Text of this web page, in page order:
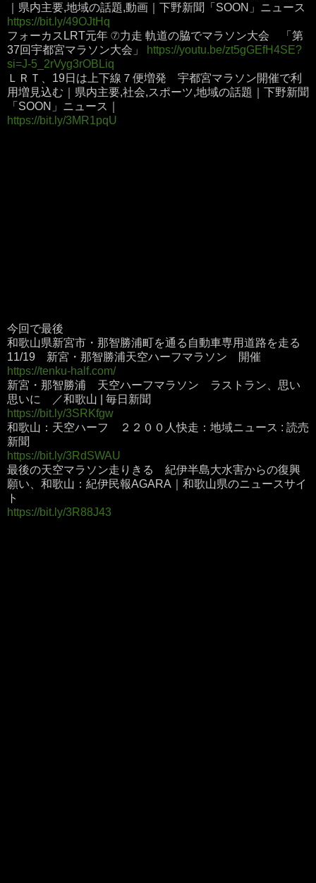
｜県内主要,地域の話題,動画｜下野新聞「SOON」ニュース
https://bit.ly/49OJtHq
フォーカスLRT元年 ⑦力走 軌道の脇でマラソン大会 「第
37回宇都宮マラソン大会」
https://youtu.be/zt5gGEfH4SE?
si=J-5_2rVyg3rOBLiq
ＬＲＴ、19日は上下線７便増発 宇都宮マラソン開催で利
用増見込む｜県内主要,社会,スポーツ,地域の話題｜下野新聞
「SOON」ニュース｜
https://bit.ly/3MR1pqU
今回で最後
和歌山県新宮市・那智勝浦町を通る自動車専用道路を走る
11/19 新宮・那智勝浦天空ハーフマラソン 開催
https://tenku-half.com/
新宮・那智勝浦 天空ハーフマラソン ラストラン、思い
思いに ／和歌山 | 毎日新聞
https://bit.ly/3SRKfgw
和歌山：天空ハーフ ２２００人快走：地域ニュース : 読売
新聞
https://bit.ly/3RdSWAU
最後の天空マラソン走りきる 紀伊半島大水害からの復興
願い、和歌山：紀伊民報AGARA｜和歌山県のニュースサイ
ト
https://bit.ly/3R88J43